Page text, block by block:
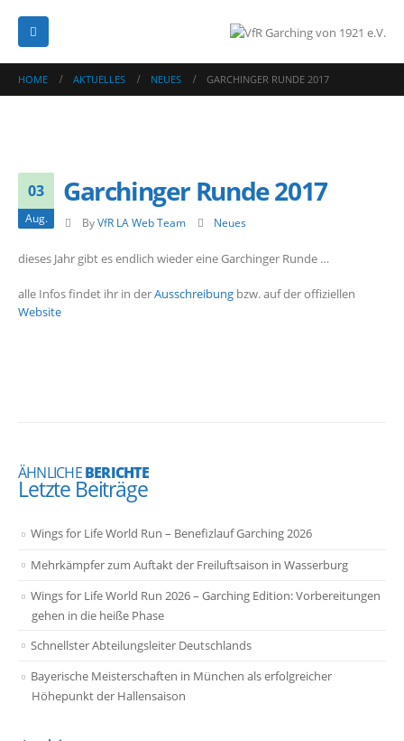
HOME AKTUELLES NEUES GARCHINGER RUNDE 2017
03
Aug.
Garchinger Runde 2017
By VfR LA Web Team Neues
dieses Jahr gibt es endlich wieder eine Garchinger Runde …
alle Infos findet ihr in derAusschreibung bzw. auf der offiziellen
Website
ÄHNLICHEBERICHTE
Letzte Beiträge
Wings for Life World Run – Benefizlauf Garching 2026
Mehrkämpfer zum Auftakt der Freiluftsaison in Wasserburg
Wings for Life World Run 2026 – Garching Edition: Vorbereitungen
gehen in die heiße Phase
Schnellster Abteilungsleiter Deutschlands
Bayerische Meisterschaften in München als erfolgreicher
Höhepunkt der Hallensaison